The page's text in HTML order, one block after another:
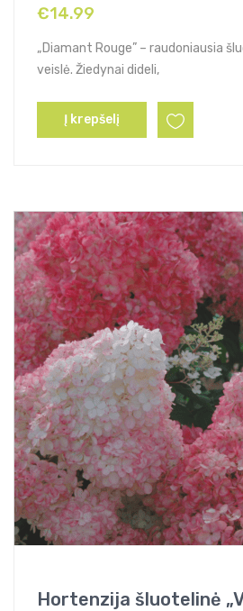
€14.99
„Diamant Rouge” – raudoniausia
veislė. Žiedynai dideli,
Į krepšelį
Hortenzija šluotelinė